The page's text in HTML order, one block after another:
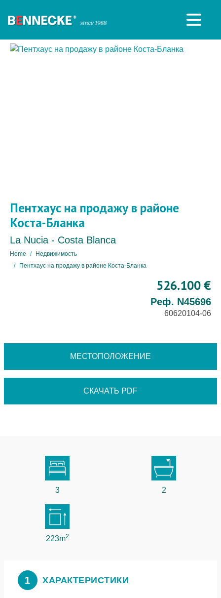
Пентхаус на продажу в районе
Коста-Бланка
La Nucia - Costa Blanca
Home
Недвижимость
Пентхаус на продажу в районе Коста-Бланка
526.100 €
Реф. N45696
60620104-06
МЕСТОПОЛОЖЕНИЕ
СКАЧАТЬ PDF
3 2
223m2
1 ХАРАКТЕРИСТИКИ